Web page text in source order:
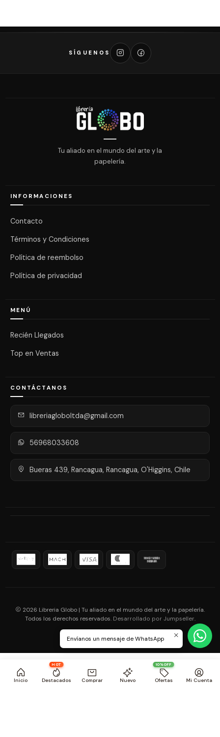
Inicio
HOT
Destacados Comprar Nuevo
10%OFF
Ofertas Mi Cuenta
SÍGUENOS
Tu aliado en el mundo del arte y la
papelería.
INFORMACIONES
Contacto
Términos y Condiciones
Política de reembolso
Política de privacidad
MENÚ
Recién Llegados
Top en Ventas
CONTÁCTANOS
libreriagloboltda@gmail.com
56968033608
Bueras 439, Rancagua, Rancagua, O'Higgins, Chile
2026 Libreria Globo | Tu aliado en el mundo del arte y la papelería.
Todos los derechos reservados. Desarrollado por Jumpseller.
Envíanos un mensaje de WhatsApp